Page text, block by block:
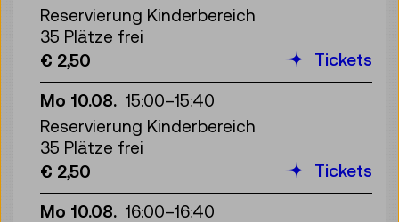
Reservierung Kinderbereich
35 Plätze frei
€ 2,50
Tickets
Mo 10.08. 15:00–15:40
Reservierung Kinderbereich
35 Plätze frei
€ 2,50
Tickets
Mo 10.08. 16:00–16:40